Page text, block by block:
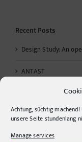
Achtung, süchtig
unsere Seite stundenlang
Manage services
Recent Posts
Design Study: An
ANTAST
Warum die
beginnt